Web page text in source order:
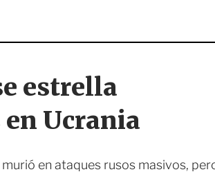
estrella
Ucrania
en ataques rusos masivos,